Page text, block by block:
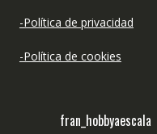
-Política de privacidad
-Política de cookies
fran_hobbyaescala